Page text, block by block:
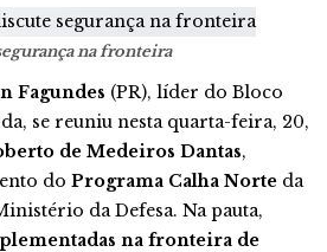
na fronteira
Fagundes (PR), líder do Bloco
se reuniu nesta quarta-feira, 20,
de Medeiros Dantas,
do Programa Calha Norte da
da Defesa. Na pauta,
na fronteira de